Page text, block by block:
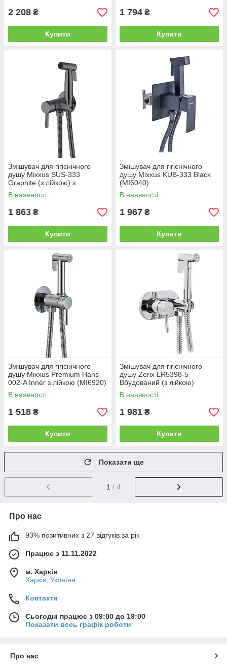
2 208 ₴
Купити
1 794 ₴
Купити
Змішувач для гігієнічного
душу Mixxus SUS-333
Graphite (з лійкою) з
неірж.сталі SUS304 (MI6565)
В наявності
1 863 ₴
Купити
Змішувач для гігієнічного
душу Mixxus KUB-333 Black
(MI6040)
В наявності
1 967 ₴
Купити
Змішувач для гігієнічного
душу Mixxus Premium Hans
002-A Inner з лійкою (MI6920)
В наявності
1 518 ₴
Купити
Змішувач для гігієнічного
душу Zerix LR5398-5
Вбудований (з лійкою)
(LL1775)
В наявності
1 981 ₴
Купити
Показати ще
1 / 4
Про нас
93% позитивних з 27 відгуків за рік
Працює з 11.11.2022
м. Харків
Харків, Україна
Контакти
Сьогодні працює з 09:00 до 19:00
Показати весь графік роботи
Про нас